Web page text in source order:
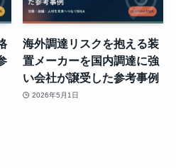
海外調達リスクを抱える装
置メーカーを国内調達に強
い会社が譲受した参考事例
2026年5月1日